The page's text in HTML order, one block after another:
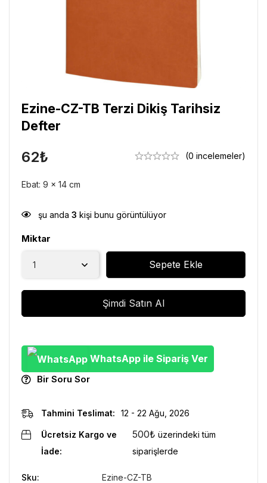
Ezine-CZ-TB Terzi Dikiş Tarihsiz
Defter
62₺ (0 incelemeler)
Ebat: 9 x 14 cm
şu anda 3 kişi bunu görüntülüyor
Miktar
Sepete Ekle
Şimdi Satın Al
WhatsApp ile Sipariş Ver
Bir Soru Sor
Tahmini Teslimat: 12 - 22 Ağu, 2026
Ücretsiz Kargo ve
İade:
500₺ üzerindeki tüm
siparişlerde
Sku: Ezine-CZ-TB